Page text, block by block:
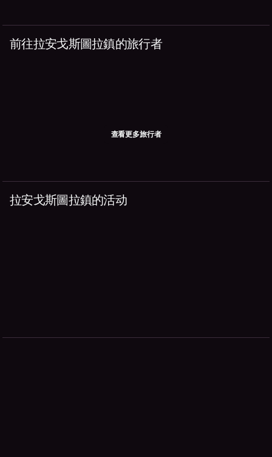
前往拉安戈斯圖拉鎮的旅行者
查看更多旅行者
拉安戈斯圖拉鎮的活动